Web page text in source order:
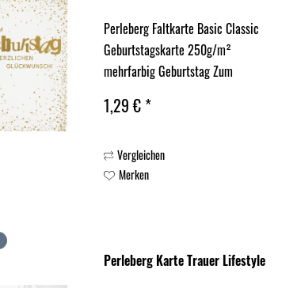
Perleberg Faltkarte Basic Classic
Geburtstagskarte 250g/m²
mehrfarbig Geburtstag Zum
1,29 € *
Vergleichen
Merken
Perleberg Karte Trauer Lifestyle